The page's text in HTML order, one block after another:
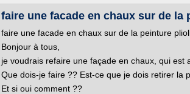
faire une facade en chaux sur de la
faire une facade en chaux sur de la peinture
Bonjour à tous,
je voudrais refaire une façade en chaux, qui est
Que dois-je faire ?? Est-ce que je dois retirer la
Et si oui comment ??